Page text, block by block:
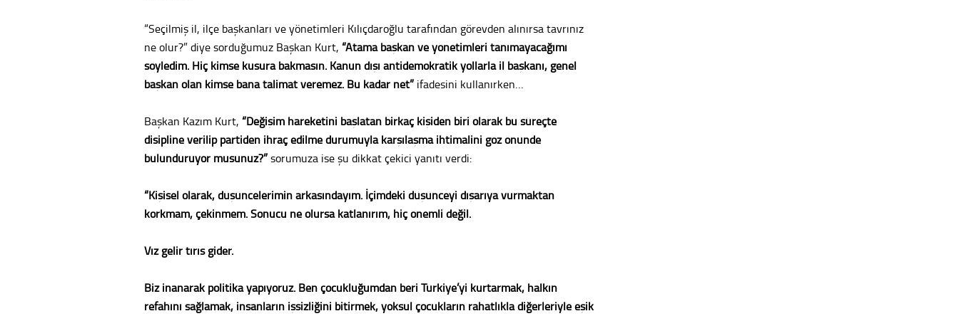
“Seçilmiş il, ilçe başkanları ve yönetimleri Kılıçdaroğlu tarafından görevden alınırsa tavrınız
ne olur?” diye sorduğumuz Başkan Kurt, “Atama başkan ve yönetimleri tanımayacağımı
söyledim. Hiç kimse kusura bakmasın. Kanun dışı antidemokratik yollarla il başkanı, genel
başkan olan kimse bana talimat veremez. Bu kadar net” ifadesini kullanırken…
Başkan Kazım Kurt, “Değişim hareketini başlatan birkaç kişiden biri olarak bu süreçte
disipline verilip partiden ihraç edilme durumuyla karşılaşma ihtimalini göz önünde
bulunduruyor musunuz?”sorumuza ise şu dikkat çekici yanıtı verdi:
“Kişisel olarak, düşüncelerimin arkasındayım. İçimdeki düşünceyi dışarıya vurmaktan
korkmam, çekinmem. Sonucu ne olursa katlanırım, hiç önemli değil.
Vız gelir tırıs gider.
Biz inanarak politika yapıyoruz. Ben çocukluğumdan beri Türkiye’yi kurtarmak, halkın
refahını sağlamak, insanların işsizliğini bitirmek, yoksul çocukların rahatlıkla diğerleriyle eşik